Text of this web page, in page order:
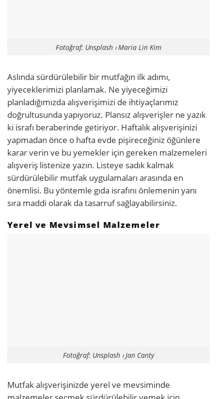
Fotoğraf: Unsplash ⏐ Maria Lin Kim
Aslında sürdürülebilir bir mutfağın ilk adımı,
yiyeceklerimizi planlamak. Ne yiyeceğimizi
planladığımızda alışverişimizi de ihtiyaçlarımız
doğrultusunda yapıyoruz. Plansız alışverişler ne yazık
ki israfı beraberinde getiriyor. Haftalık alışverişinizi
yapmadan önce o hafta evde pişireceğiniz öğünlere
karar verin ve bu yemekler için gereken malzemeleri
alışveriş listenize yazın. Listeye sadık kalmak
sürdürülebilir mutfak uygulamaları arasında en
önemlisi. Bu yöntemle gıda israfını önlemenin yanı
sıra maddi olarak da tasarruf sağlayabilirsiniz.
Yerel ve Mevsimsel Malzemeler
Fotoğraf: Unsplash ⏐ Jan Canty
Mutfak alışverişinizde yerel ve mevsiminde